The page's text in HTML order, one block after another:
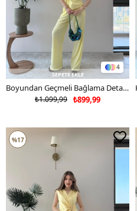
4
SEPETE EKLE
Boyundan Geçmeli Bağlama Detay Sırt Dekolte Bluz ve Pantolonlu Gofre İkili Takım Sarı 2300
₺899,99
₺1.099,99
%17